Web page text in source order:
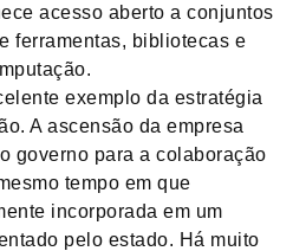
acesso aberto a conjuntos
ferramentas, bibliotecas e
exemplo da estratégia
A ascensão da empresa
governo para a colaboração
tempo em que
incorporada em um
pelo estado. Há muito